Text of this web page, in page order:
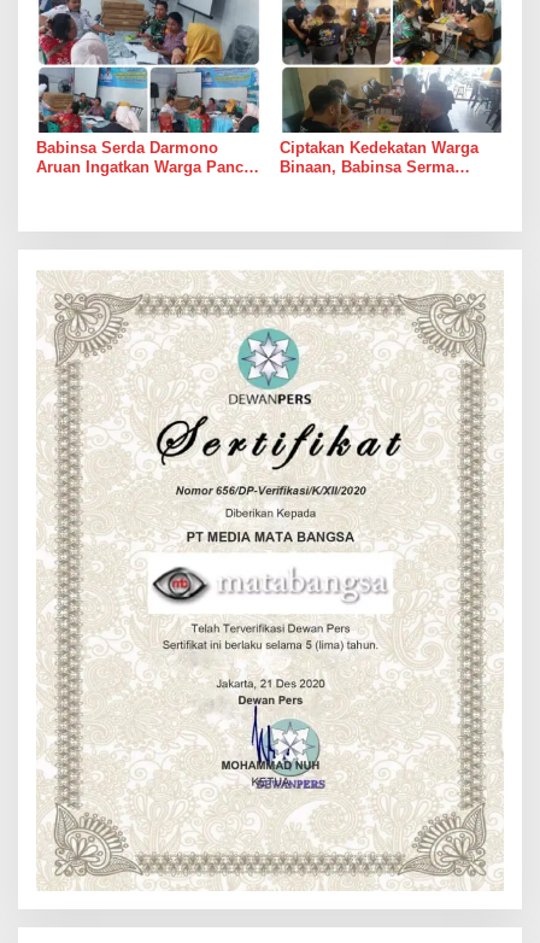
Langkah Mitigasi
Babinsa Serda Darmono
Aruan Ingatkan Warga Pancur
Ciptakan Kedekatan Warga
Binaan, Babinsa Serma